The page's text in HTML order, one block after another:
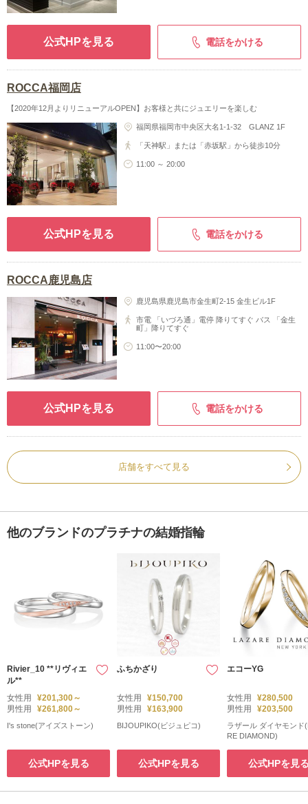
公式HPを見る 電話をかける
ROCCA福岡店
【2020年12月よりリニューアルOPEN】お客様と共にジュエリーを楽しむ
福岡県福岡市中央区大名1-1-32 GLANZ 1F
「天神駅」または「赤坂駅」から徒歩10分
11:00 ～ 20:00
公式HPを見る 電話をかける
ROCCA鹿児島店
鹿児島県鹿児島市金生町2-15 金生ビル1F
市電 「いづろ通」電停 降りてすぐ バス 「金生
町」降りてすぐ
11:00〜20:00
公式HPを見る 電話をかける
店舗をすべて見る
他のブランドのプラチナの結婚指輪
Rivier_10 **リヴィエ
ル**
女性用
¥201,300～
男性用
¥261,800～
I's stone(アイズストーン)
公式HPを見る
ふちかざり
女性用
¥150,700
男性用
¥163,900
BIJOUPIKO(ビジュピコ)
公式HPを見る
エコーYG
女性用
¥280,500
男性用
¥203,500
ラザール ダイヤモンド
RE DIAMOND)
公式HPを見